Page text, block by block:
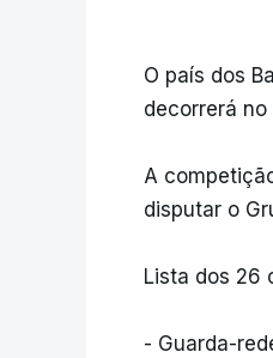
O país dos
decorrerá
A
disputar o
Lista dos 26
- Guarda-